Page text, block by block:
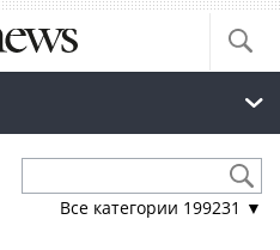
Все категории 199231 ▼